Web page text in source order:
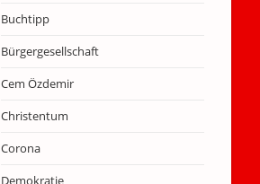
Buchtipp
Bürgergesellschaft
Cem Özdemir
Christentum
Corona
Demokratie